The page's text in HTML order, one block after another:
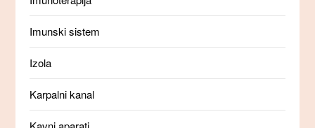
Imunski sistem
Izola
Karpalni kanal